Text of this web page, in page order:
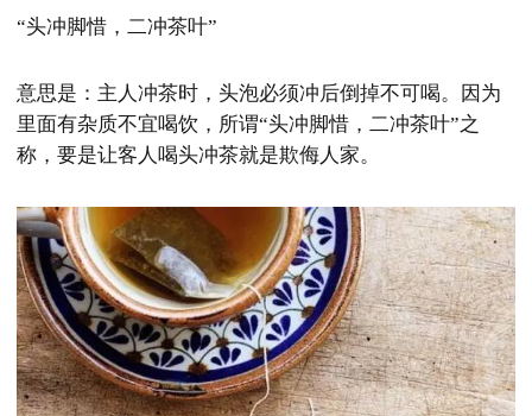
“头冲脚惜，二冲茶叶”
意思是：主人冲茶时，头泡必须冲后倒掉不可喝。因为
里面有杂质不宜喝饮，所谓“头冲脚惜，二冲茶叶”之
称，要是让客人喝头冲茶就是欺侮人家。